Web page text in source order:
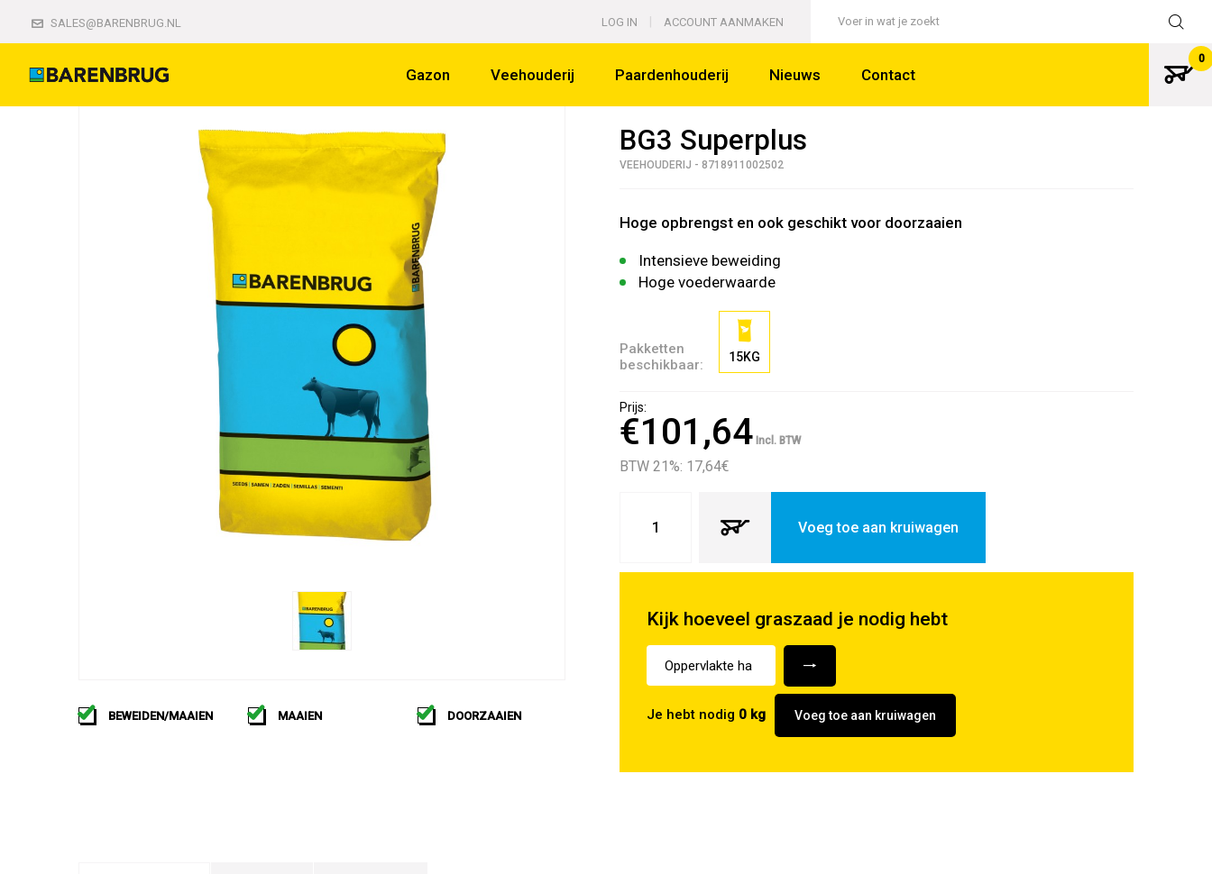
SALES@BARENBRUG.NL LOG IN | ACCOUNT AANMAKEN
Gazon Veehouderij Paardenhouderij Nieuws Contact
0
Home Veehouderij
BEWEIDEN/MAAIEN MAAIEN DOORZAAIEN
BG3 Superplus
VEEHOUDERIJ - 8718911002502
Hoge opbrengst en ook geschikt voor doorzaaien
Intensieve beweiding
Hoge voederwaarde
Pakketten
beschikbaar:
15KG
Prijs:
€101,64Incl. BTW
BTW 21%: 17,64€
Voeg toe aan kruiwagen
Kijk hoeveel graszaad je nodig hebt
Je hebt nodig 0 kg Voeg toe aan kruiwagen